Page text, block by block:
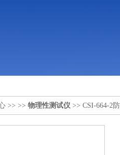
>> >> 物理性测试仪 >> CSI-664-2